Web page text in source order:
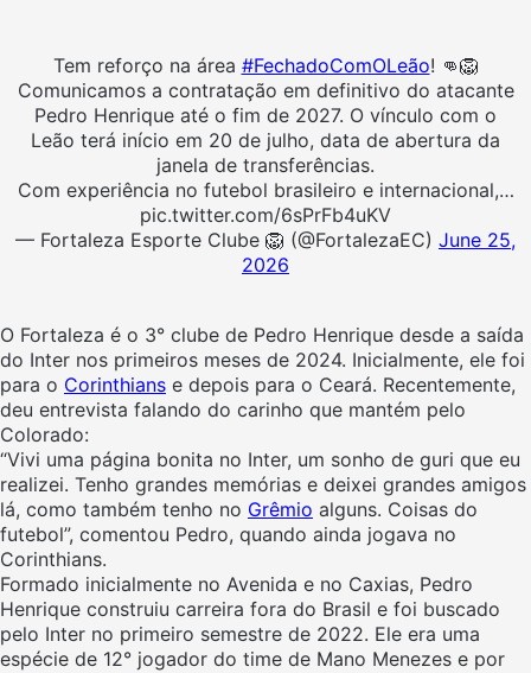
Tem reforço na área #FechadoComOLeão! 👊🦁
Comunicamos a contratação em definitivo do atacante
Pedro Henrique até o fim de 2027. O vínculo com o
Leão terá início em 20 de julho, data de abertura da
janela de transferências.
Com experiência no futebol brasileiro e internacional,…
pic.twitter.com/6sPrFb4uKV
— Fortaleza Esporte Clube 🦁 (@FortalezaEC) June 25,
2026
O Fortaleza é o 3° clube de Pedro Henrique desde a saída
do Inter nos primeiros meses de 2024. Inicialmente, ele foi
para o Corinthians e depois para o Ceará. Recentemente,
deu entrevista falando do carinho que mantém pelo
Colorado:
“Vivi uma página bonita no Inter, um sonho de guri que eu
realizei. Tenho grandes memórias e deixei grandes amigos
lá, como também tenho no Grêmio alguns. Coisas do
futebol”, comentou Pedro, quando ainda jogava no
Corinthians.
Formado inicialmente no Avenida e no Caxias, Pedro
Henrique construiu carreira fora do Brasil e foi buscado
pelo Inter no primeiro semestre de 2022. Ele era uma
espécie de 12° jogador do time de Mano Menezes e por